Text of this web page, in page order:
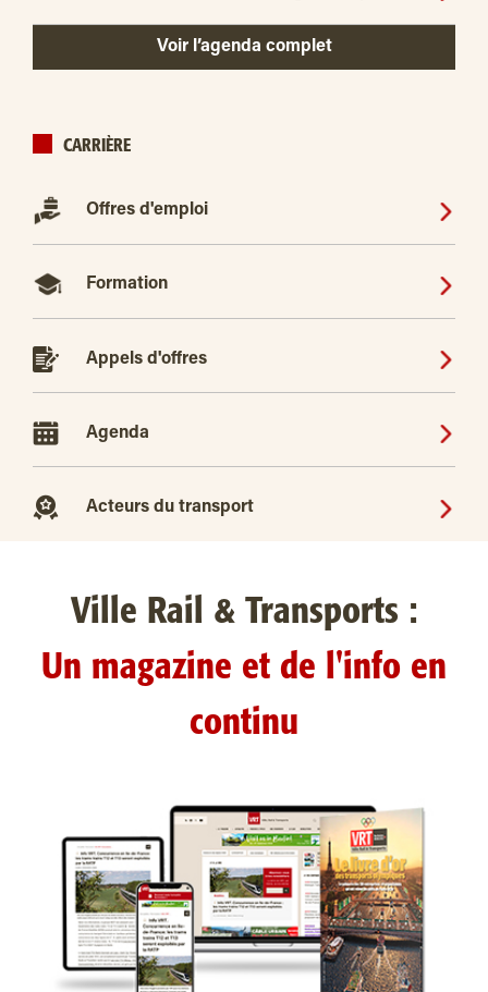
Voir l’agenda complet
CARRIÈRE
Offres d'emploi
Formation
Appels d'offres
Agenda
Acteurs du transport
Ville Rail & Transports :
Un magazine et de l'info en
continu